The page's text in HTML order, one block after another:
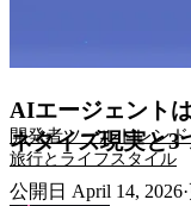
開発者ツールトレン
旅行とライフスタイル
AIエージェント
ネタイズ現実と3
公開日 April 14, 2026·